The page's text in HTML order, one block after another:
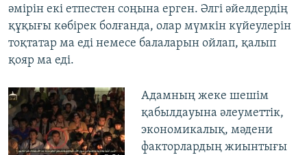
әмірін екі етпестен соңына ерген. Әлгі әйелдердің
құқығы көбірек болғанда, олар мүмкін күйеулерін
тоқтатар ма еді немесе балаларын ойлап, қалып
қояр ма еді.
Адамның жеке шешім
қабылдауына әлеуметтік,
экономикалық, мәдени
факторлардың жиынтығы